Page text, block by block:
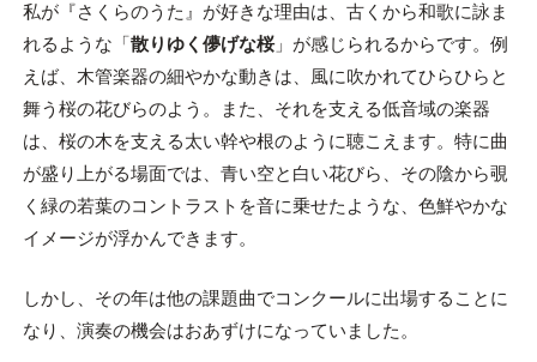
私が『さくらのうた』が好きな理由は、古くから和歌に詠ま
れるような「散りゆく儚げな桜」が感じられるからです。例
えば、木管楽器の細やかな動きは、風に吹かれてひらひらと
舞う桜の花びらのよう。また、それを支える低音域の楽器
は、桜の木を支える太い幹や根のように聴こえます。特に曲
が盛り上がる場面では、青い空と白い花びら、その陰から覗
く緑の若葉のコントラストを音に乗せたような、色鮮やかな
イメージが浮かんできます。
しかし、その年は他の課題曲でコンクールに出場することに
なり、演奏の機会はおあずけになっていました。